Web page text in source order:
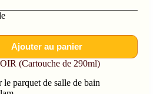
Ajouter au panier
(Cartouche de 290ml)
parquet de salle de bain